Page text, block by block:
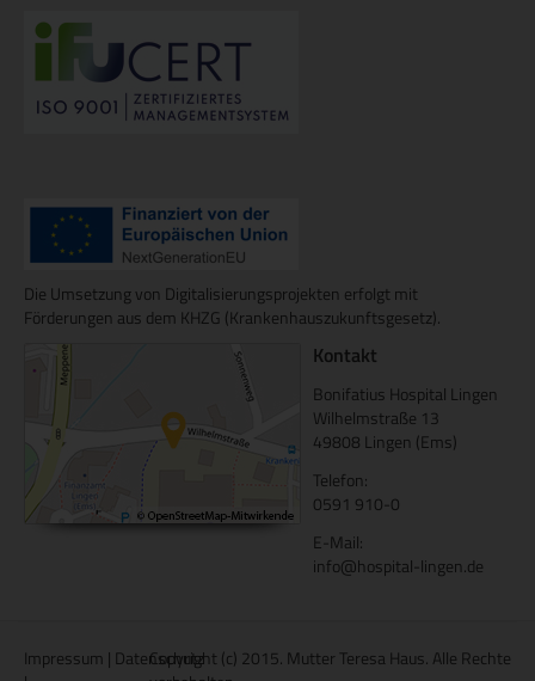
Die Umsetzung von Digitalisierungsprojekten erfolgt mit
Förderungen aus dem KHZG (Krankenhauszukunftsgesetz).
Kontakt
Bonifatius Hospital Lingen
Wilhelmstraße 13
49808 Lingen (Ems)
Telefon:
0591 910-0
E-Mail:
info@hospital-lingen.de
Impressum | Datenschutz
Copyright (c) 2015. Mutter Teresa Haus. Alle Rechte